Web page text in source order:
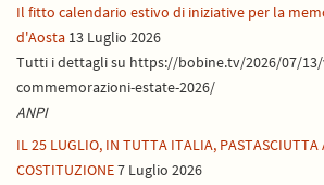
Il fitto calendario estivo di iniziative per la
d'Aosta 13 Luglio 2026
Tutti i dettagli su https://bobine.tv/2026/07/
commemorazioni-estate-2026/
ANPI
IL 25 LUGLIO, IN TUTTA ITALIA, PASTASCIUTTA
COSTITUZIONE7 Luglio 2026